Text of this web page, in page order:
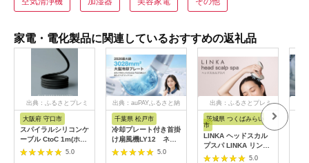
家電・電化製品に関連しているおすすめの返礼品
出典：ふるさとプレミ
大阪府 守口市
スパイラルシリコンケ
ーブル CtoC 1m(ホワ
イト) [2558]
5.0
出典：auPAYふるさと納
千葉県 松戸市
冷却プレート付き首掛
け扇風機LY12 ネイ
ビー
5.0
出典：ふるさとプレミ
アム
茨城県 つくばみらい
市
LINKA ヘッドスカル
プスパ LINKA リンカ
ヘアケア ヘッドスパ
5.0